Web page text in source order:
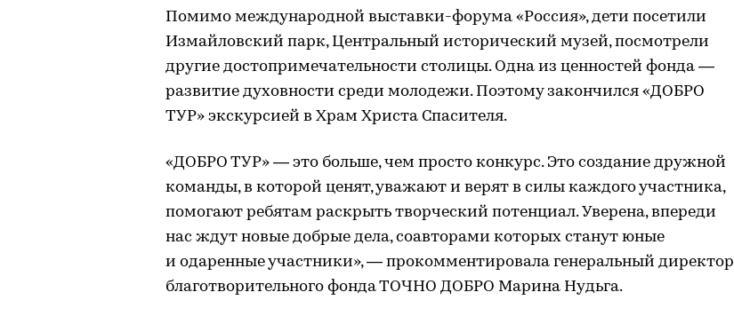
Помимо международной выставки-форума «Россия», дети посетили
Измайловский парк, Центральный исторический музей, посмотрели
другие достопримечательности столицы. Одна из ценностей фонда —
развитие духовности среди молодежи. Поэтому закончился «ДОБРО
ТУР» экскурсией в Храм Христа Спасителя.
«ДОБРО ТУР» — это больше, чем просто конкурс. Это создание дружной
команды, в которой ценят, уважают и верят в силы каждого участника,
помогают ребятам раскрыть творческий потенциал. Уверена, впереди
нас ждут новые добрые дела, соавторами которых станут юные
и одаренные участники», — прокомментировала генеральный директор
благотворительного фонда ТОЧНО ДОБРО Марина Нудьга.